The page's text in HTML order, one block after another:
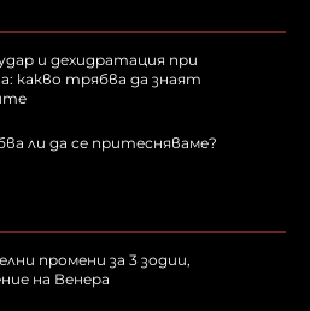
и дехидратация при
какво трябва да знаят
ли да се притесняваме?
промени за 3 зодии,
на Венера